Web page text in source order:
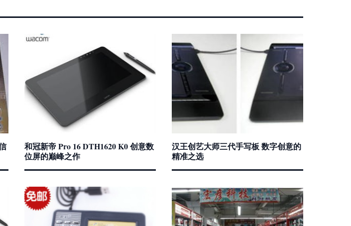
和冠新帝 Pro 16 DTH1620 K0 创意数
位屏的巅峰之作
汉王创艺大师三代手写板 数字创意的
精准之选